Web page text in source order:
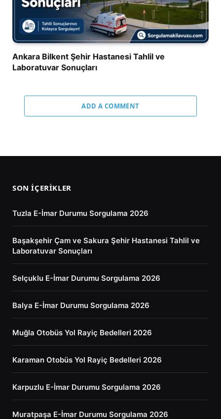
Ankara Bilkent Şehir Hastanesi Tahlil ve
Laboratuvar Sonuçları
ADD A COMMENT
SON İÇERIKLER
Tuzla E-İmar Durumu Sorgulama 2026
Başakşehir Çam ve Sakura Şehir Hastanesi Tahlil ve
Laboratuvar Sonuçları
Selçuklu E-İmar Durumu Sorgulama 2026
Balya E-İmar Durumu Sorgulama 2026
Muğla Otobüs Yol Rayiç Bedelleri 2026
Karaman Otobüs Yol Rayiç Bedelleri 2026
Karpuzlu E-İmar Durumu Sorgulama 2026
Muratpaşa E-İmar Durumu Sorgulama 2026